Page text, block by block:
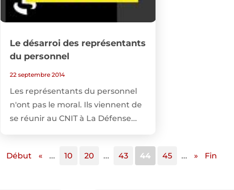
Le désarroi des représentants
du personnel
22 septembre 2014
Les représentants du personnel
n'ont pas le moral. Ils viennent de
se réunir au CNIT à La Défense...
Début « ... 10 20 ... 43 44 45 ... » Fin